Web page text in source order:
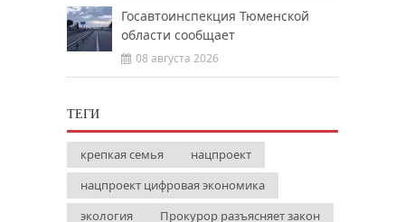
Госавтоинспекция Тюменской
области сообщает
08 августа 2026
ТЕГИ
крепкая семья
нацпроект
нацпроект цифровая экономика
экология
Прокурор разъясняет закон